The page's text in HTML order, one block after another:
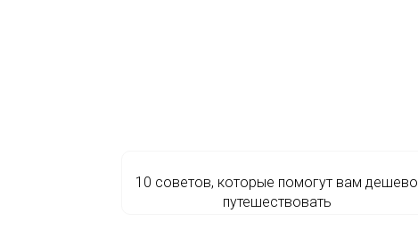
10 советов, которые помогут вам дешево
путешествовать